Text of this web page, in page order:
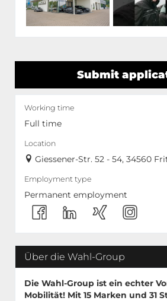
Submit
Working time
Full time
Location
Giessener-Str. 52 - 54, 34560
Employment type
Permanent employment
Über die Wahl-Group
Die Wahl-Group ist ein echter
Mobilität! Mit 15 Marken und 31